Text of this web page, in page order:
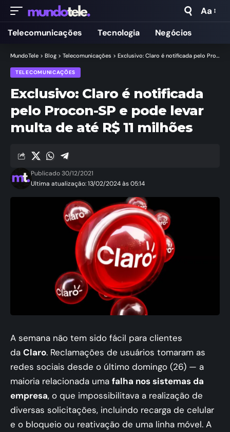
Aa
Telecomunicações Tecnologia Negócios
MundoTele > Blog > Telecomunicações > Exclusivo: Claro é notificada pelo Procon-SP e pode levar multa de até R$ 11 milhões
TELECOMUNICAÇÕES
Exclusivo: Claro é notificada
pelo Procon-SP e pode levar
multa de até R$ 11 milhões
Ultima atualização: 13/02/2024 às 05:14
Publicado 30/12/2021
A semana não tem sido fácil para clientes
da Claro. Reclamações de usuários tomaram as
redes sociais desde o último domingo (26) — a
maioria relacionada uma falha nos sistemas da
empresa, o que impossibilitava a realização de
diversas solicitações, incluindo recarga de celular
e o bloqueio ou reativação de uma linha móvel. A